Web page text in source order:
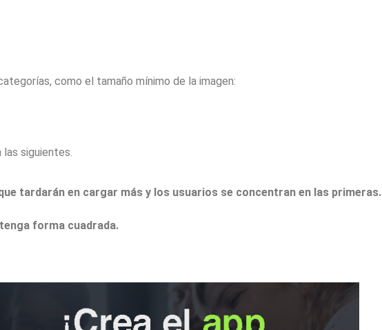
como el tamaño mínimo de la imagen:
siguientes.
tardarán en cargar más y los usuarios se concentran en las primeras.
forma cuadrada.